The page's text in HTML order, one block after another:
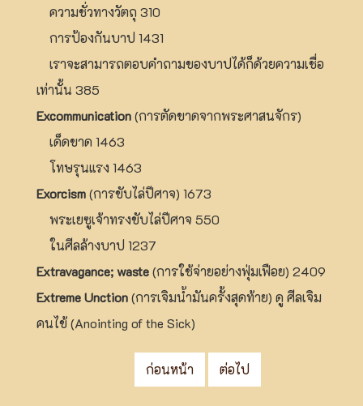
ความชั่วทางวัตถุ 310
การป้องกันบาป 1431
เราจะสามารถตอบคำถามของบาปได้ก็ด้วยความเชื่อ
เท่านั้น 385
Excommunication(การตัดขาดจากพระศาสนจักร)
เด็ดขาด 1463
โทษรุนแรง 1463
Exorcism(การขับไล่ปีศาจ) 1673
พระเยซูเจ้าทรงขับไล่ปีศาจ 550
ในศีลล้างบาป 1237
Extravagance; waste(การใช้จ่ายอย่างฟุ่มเฟือย) 2409
Extreme Unction(การเจิมน้ำมันครั้งสุดท้าย) ดู ศีลเจิม
คนไข้ (Anointing of the Sick)
ก่อนหน้า ต่อไป